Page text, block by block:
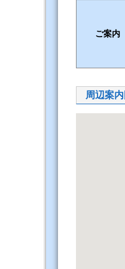
ご案内
周辺案内